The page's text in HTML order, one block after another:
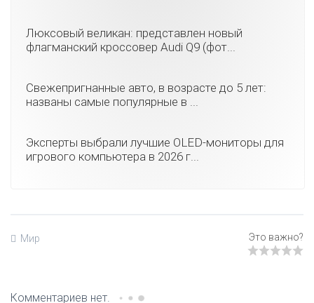
Люксовый великан: представлен новый
флагманский кроссовер Audi Q9 (фот...
Свежепригнанные авто, в возрасте до 5 лет:
названы самые популярные в ...
Эксперты выбрали лучшие OLED-мониторы для
игрового компьютера в 2026 г...
Мир
Комментариев нет.